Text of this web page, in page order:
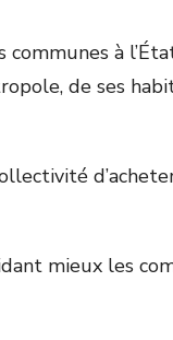
à
de ses
mieux les